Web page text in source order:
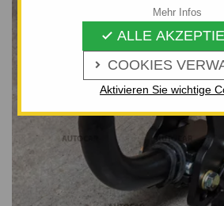
 COOKIES
 ALLE
Aktivieren Sie wichtige
Mehr Infos